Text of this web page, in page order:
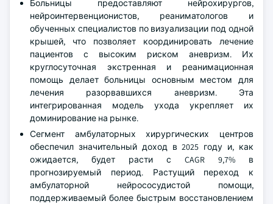
Больницы предоставляют нейрохирургов,
нейроинтервенционистов, реаниматологов и
обученных специалистов по визуализации под одной
крышей, что позволяет координировать лечение
пациентов с высоким риском аневризм. Их
круглосуточная экстренная и реанимационная
помощь делает больницы основным местом для
лечения разорвавшихся аневризм. Эта
интегрированная модель ухода укрепляет их
доминирование на рынке.
Сегмент амбулаторных хирургических центров
обеспечил значительный доход в 2025 году и, как
ожидается, будет расти с CAGR 9,7% в
прогнозируемый период. Растущий переход к
амбулаторной нейрососудистой помощи,
поддерживаемый более быстрым восстановлением